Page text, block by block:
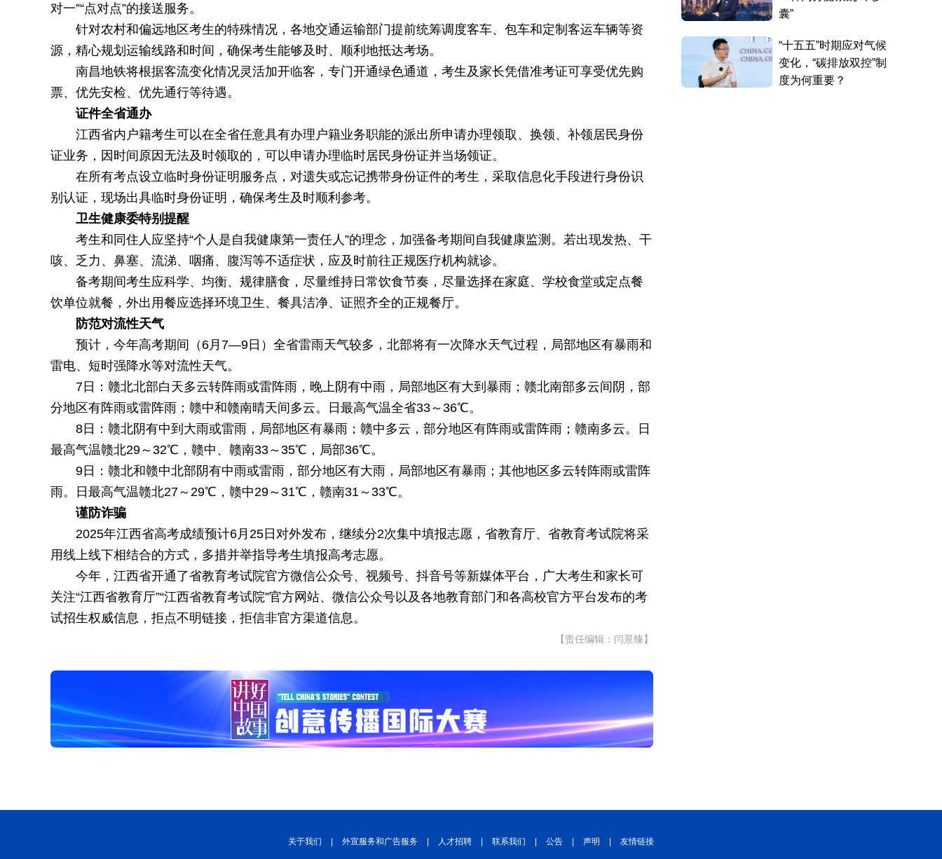
对一”“点对点”的接送服务。
针对农村和偏远地区考生的特殊情况，各地交通运输部门提前统筹调度客车、包车和定制客运车辆等资
源，精心规划运输线路和时间，确保考生能够及时、顺利地抵达考场。
南昌地铁将根据客流变化情况灵活加开临客，专门开通绿色通道，考生及家长凭借准考证可享受优先购
票、优先安检、优先通行等待遇。
证件全省通办
江西省内户籍考生可以在全省任意具有办理户籍业务职能的派出所申请办理领取、换领、补领居民身份
证业务，因时间原因无法及时领取的，可以申请办理临时居民身份证并当场领证。
在所有考点设立临时身份证明服务点，对遗失或忘记携带身份证件的考生，采取信息化手段进行身份识
别认证，现场出具临时身份证明，确保考生及时顺利参考。
卫生健康委特别提醒
考生和同住人应坚持“个人是自我健康第一责任人”的理念，加强备考期间自我健康监测。若出现发热、干
咳、乏力、鼻塞、流涕、咽痛、腹泻等不适症状，应及时前往正规医疗机构就诊。
备考期间考生应科学、均衡、规律膳食，尽量维持日常饮食节奏，尽量选择在家庭、学校食堂或定点餐
饮单位就餐，外出用餐应选择环境卫生、餐具洁净、证照齐全的正规餐厅。
防范对流性天气
预计，今年高考期间（6月7—9日）全省雷雨天气较多，北部将有一次降水天气过程，局部地区有暴雨和
雷电、短时强降水等对流性天气。
7日：赣北北部白天多云转阵雨或雷阵雨，晚上阴有中雨，局部地区有大到暴雨；赣北南部多云间阴，部
分地区有阵雨或雷阵雨；赣中和赣南晴天间多云。日最高气温全省33～36℃。
8日：赣北阴有中到大雨或雷雨，局部地区有暴雨；赣中多云，部分地区有阵雨或雷阵雨；赣南多云。日
最高气温赣北29～32℃，赣中、赣南33～35℃，局部36℃。
9日：赣北和赣中北部阴有中雨或雷雨，部分地区有大雨，局部地区有暴雨；其他地区多云转阵雨或雷阵
雨。日最高气温赣北27～29℃，赣中29～31℃，赣南31～33℃。
谨防诈骗
2025年江西省高考成绩预计6月25日对外发布，继续分2次集中填报志愿，省教育厅、省教育考试院将采
用线上线下相结合的方式，多措并举指导考生填报高考志愿。
今年，江西省开通了省教育考试院官方微信公众号、视频号、抖音号等新媒体平台，广大考生和家长可
关注“江西省教育厅”“江西省教育考试院”官方网站、微信公众号以及各地教育部门和各高校官方平台发布的考
试招生权威信息，拒点不明链接，拒信非官方渠道信息。
【责任编辑：闫景臻】
关于我们 | 外宣服务和广告服务 | 人才招聘 | 联系我们 | 公告 | 声明 | 友情链接